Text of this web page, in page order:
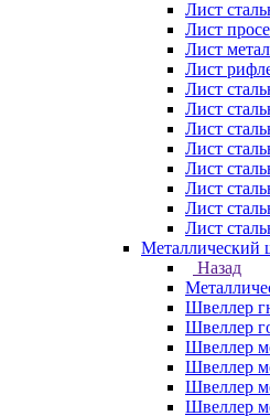
Лист
Лист
Лист
Лист
Лист
Лист
Лист
Лист
Лист
Лист
Лист
Лист
Металлический
Назад
Швеллер
Швеллер
Швеллер
Швеллер
Швеллер
Швеллер